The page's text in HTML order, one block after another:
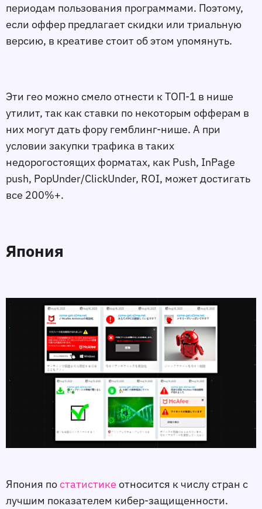
периодам пользования программами. Поэтому,
если оффер предлагает скидки или триальную
версию, в креативе стоит об этом упомянуть.
Эти гео можно смело отнести к ТОП-1 в нише
утилит, так как ставки по некоторым офферам в
них могут дать фору гемблинг-нише. А при
условии закупки трафика в таких
недорогостоящих форматах, как Push, InPage
push, PopUnder/ClickUnder, ROI, может достигать
все 200%+.
Япония
Япония постатистике относится к числу стран с
лучшим показателем кибер-защищенности.